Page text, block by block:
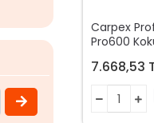
Carpex
Pro600
7.668,53